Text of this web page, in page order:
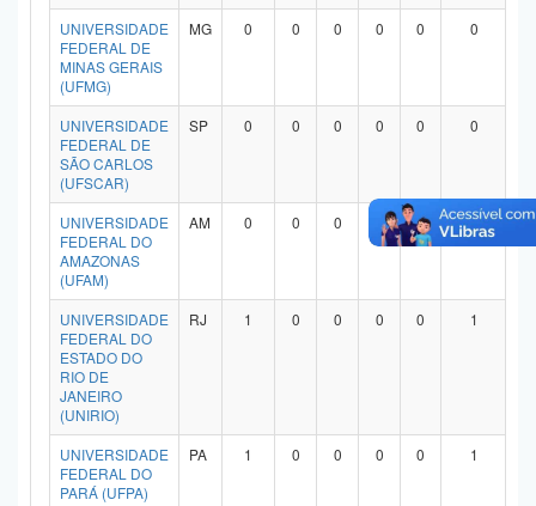
UNIVERSIDADE
FEDERAL DE
MINAS GERAIS
(UFMG)
MG 0 0 0 0 0 0
UNIVERSIDADE
FEDERAL DE
SÃO CARLOS
(UFSCAR)
SP 0 0 0 0 0 0
UNIVERSIDADE
FEDERAL DO
AMAZONAS
(UFAM)
AM 0 0 0 0 0 0
UNIVERSIDADE
FEDERAL DO
ESTADO DO
RIO DE
JANEIRO
(UNIRIO)
RJ 1 0 0 0 0 1
UNIVERSIDADE
FEDERAL DO
PARÁ (UFPA)
PA 1 0 0 0 0 1